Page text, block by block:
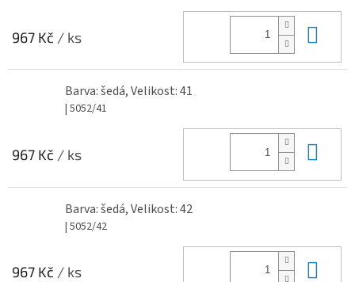
967 Kč / ks
Barva: šedá, Velikost: 41
| 5052/41
967 Kč / ks
Barva: šedá, Velikost: 42
| 5052/42
967 Kč / ks